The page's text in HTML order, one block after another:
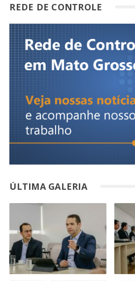
REDE DE CONTROLE
ÚLTIMA GALERIA